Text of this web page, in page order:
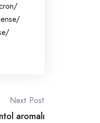
Next Post
aromalı